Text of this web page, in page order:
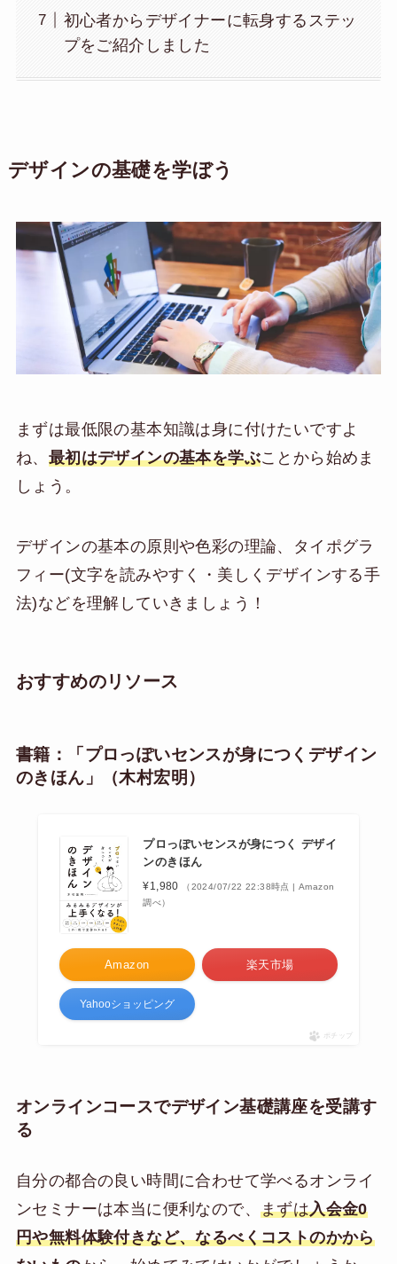
初心者からデザイナーに転身するステッ
プをご紹介しました
デザインの基礎を学ぼう
まずは最低限の基本知識は身に付けたいですよ
ね、 最初はデザインの基本を学ぶことから始めま
しょう。
デザインの基本の原則や色彩の理論、タイポグラ
フィー(文字を読みやすく・美しくデザインする手
法)などを理解していきましょう！
おすすめのリソース
書籍：「プロっぽいセンスが身につくデザイン
のきほん」（木村宏明）
プロっぽいセンスが身につく デザイ
ンのきほん
¥1,980
（2024/07/22 22:38時点 | Amazon
調べ）
Amazon 楽天市場
Yahooショッピング
ポチップ
オンラインコースでデザイン基礎講座を受講す
る
自分の都合の良い時間に合わせて学べるオンライ
ンセミナーは本当に便利なので、 まずは入会金0
円や無料体験付きなど、なるべくコストのかから